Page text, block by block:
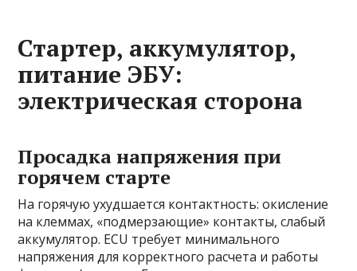
Стартер, аккумулятор,
питание ЭБУ:
электрическая сторона
Просадка напряжения при
горячем старте
На горячую ухудшается контактность: окисление
на клеммах, «подмерзающие» контакты, слабый
аккумулятор. ECU требует минимального
напряжения для корректного расчета и работы